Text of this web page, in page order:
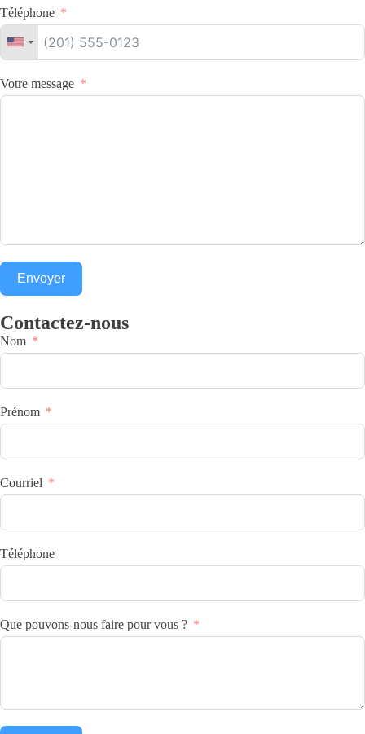
Téléphone
Votre message
Envoyer
Contactez-nous
Nom
Prénom
Courriel
Téléphone
Que pouvons-nous faire pour vous ?